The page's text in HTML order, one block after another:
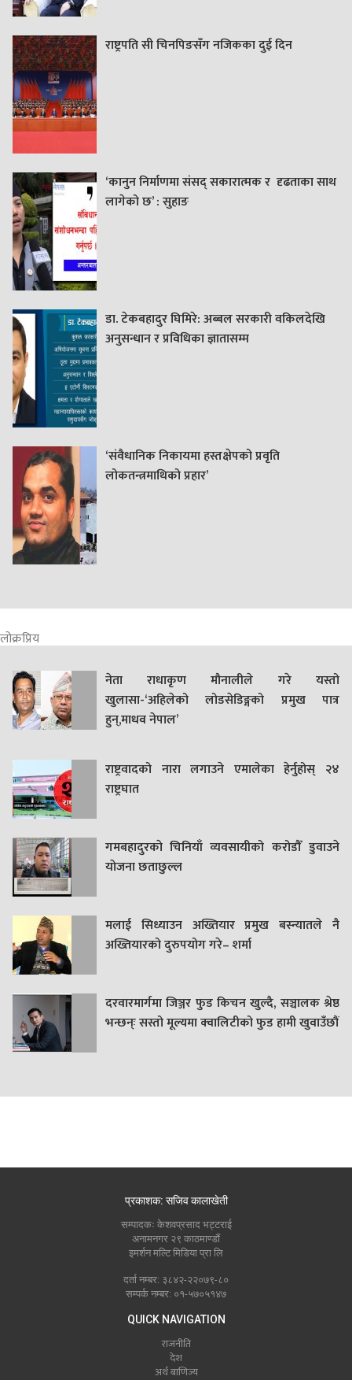
राष्ट्रपति सी चिनपिङसँग नजिकका दुई दिन
‘कानुन निर्माणमा संसद् सकारात्मक र दृढताका साथ
लागेको छ’ : सुहाङ
डा. टेकबहादुर घिमिरे: अब्बल सरकारी वकिलदेखि
अनुसन्धान र प्रविधिका ज्ञातासम्म
‘संवैधानिक निकायमा हस्तक्षेपको प्रवृति
लोकतन्त्रमाथिको प्रहार’
लोक्रप्रिय
नेता राधाकृण मौनालीले गरे यस्तो
खुलासा-‘अहिलेको लोडसेडिङ्गको प्रमुख पात्र
हुन्,माधव नेपाल’
राष्ट्रवादको नारा लगाउने एमालेका हेर्नुहोस् २४
राष्ट्रघात
गमबहादुरकाे चिनियाँ व्यवसायीको करोडौँ डुवाउने
याेजना छताछुल्ल
मलाई सिध्याउन अख्तियार प्रमुख बस्न्यातले नै
अख्तियारको दुरुपयोग गरे– शर्मा
दरवारमार्गमा जिञ्जर फुड किचन खुल्दै, सञ्चालक श्रेष्ठ
भन्छन्ः सस्तो मूल्यमा क्वालिटीको फुड हामी खुवाउँछौं
प्रकाशक: सजिव कालाखेती
सम्पादकः केशवप्रसाद भट्टराई
अनामनगर २९ काठमाण्डौं
इमर्शन मल्टि मिडिया प्रा लि
दर्ता नम्बर: ३८४२-२२०७९-८०
सम्पर्क नम्बर: ०१-५७०५१४७
QUICK NAVIGATION
राजनीति
देश
अर्थ बाणिज्य